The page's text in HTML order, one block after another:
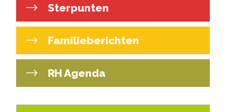
Sterpunten
Familieberichten
RH Agenda